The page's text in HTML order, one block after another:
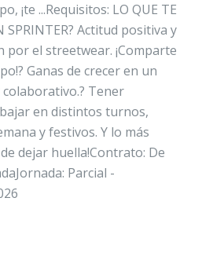
¡te ...Requisitos: LO QUE TE
SPRINTER? Actitud positiva y
por el streetwear. ¡Comparte
Ganas de crecer en un
Tener
en distintos turnos,
y festivos. Y lo más
dejar huella!Contrato: De
Parcial -